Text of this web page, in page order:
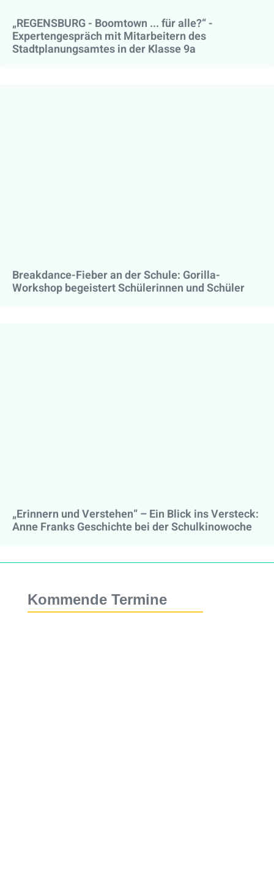
„REGENSBURG - Boomtown ... für alle?“ -
Expertengespräch mit Mitarbeitern des
Stadtplanungsamtes in der Klasse 9a
Breakdance-Fieber an der Schule: Gorilla-
Workshop begeistert Schülerinnen und Schüler
„Erinnern und Verstehen“ – Ein Blick ins Versteck:
Anne Franks Geschichte bei der Schulkinowoche
Kommende Termine